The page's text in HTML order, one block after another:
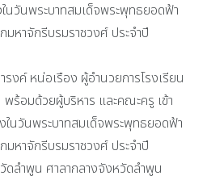
นวันพระบาทสมเด็จพระพุทธยอดฟ้า
มหาจักรีบรมราชวงศ์ ประจำปี
งค์ หน่อเรือง ผู้อำนวยการโรงเรียน
ร้อมด้วยผู้บริหาร และคณะครู เข้า
ในวันพระบาทสมเด็จพระพุทธยอดฟ้า
มหาจักรีบรมราชวงศ์ ประจำปี
ลำพูน ศาลากลางจังหวัดลำพูน